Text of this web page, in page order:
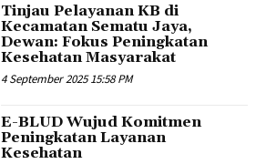
Tinjau Pelayanan KB di
Kecamatan Sematu Jaya,
Dewan: Fokus Peningkatan
Kesehatan Masyarakat
4 September 2025 15:58 PM
E-BLUD Wujud Komitmen
Peningkatan Layanan
Kesehatan